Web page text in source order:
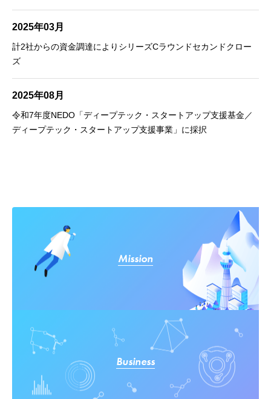
2025年03月
計2社からの資金調達によりシリーズCラウンドセカンドクロー
ズ
2025年08月
令和7年度NEDO「ディープテック・スタートアップ支援基金／
ディープテック・スタートアップ支援事業」に採択
Mission
Business